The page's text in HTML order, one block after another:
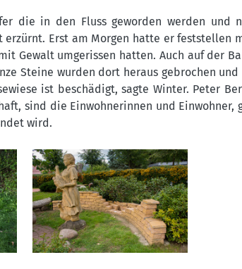
die in den Fluss geworden werden und
Erst am Morgen hatte er feststellen
Gewalt umgerissen hatten. Auch auf der
Steine wurden dort heraus gebrochen und
ist beschädigt, sagte Winter. Peter
sind die Einwohnerinnen und Einwohner,
wird.